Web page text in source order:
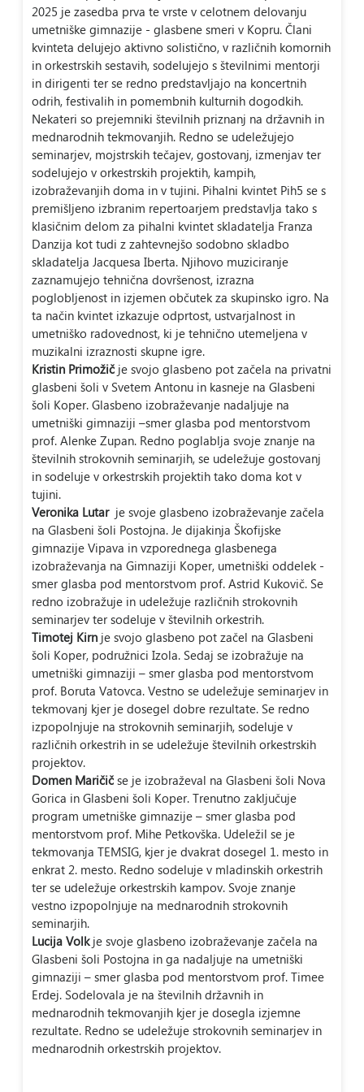
2025 je zasedba prva te vrste v celotnem delovanju
umetniške gimnazije - glasbene smeri v Kopru. Člani
kvinteta delujejo aktivno solistično, v različnih komornih
in orkestrskih sestavih, sodelujejo s številnimi mentorji
in dirigenti ter se redno predstavljajo na koncertnih
odrih, festivalih in pomembnih kulturnih dogodkih.
Nekateri so prejemniki številnih priznanj na državnih in
mednarodnih tekmovanjih. Redno se udeležujejo
seminarjev, mojstrskih tečajev, gostovanj, izmenjav ter
sodelujejo v orkestrskih projektih, kampih,
izobraževanjih doma in v tujini. Pihalni kvintet Pih5 se s
premišljeno izbranim repertoarjem predstavlja tako s
klasičnim delom za pihalni kvintet skladatelja Franza
Danzija kot tudi z zahtevnejšo sodobno skladbo
skladatelja Jacquesa Iberta. Njihovo muziciranje
zaznamujejo tehnična dovršenost, izrazna
poglobljenost in izjemen občutek za skupinsko igro. Na
ta način kvintet izkazuje odprtost, ustvarjalnost in
umetniško radovednost, ki je tehnično utemeljena v
muzikalni izraznosti skupne igre.
Kristin Primožič je svojo glasbeno pot začela na privatni
glasbeni šoli v Svetem Antonu in kasneje na Glasbeni
šoli Koper. Glasbeno izobraževanje nadaljuje na
umetniški gimnaziji –smer glasba pod mentorstvom
prof. Alenke Zupan. Redno poglablja svoje znanje na
številnih strokovnih seminarjih, se udeležuje gostovanj
in sodeluje v orkestrskih projektih tako doma kot v
tujini.
Veronika Lutarje svoje glasbeno izobraževanje začela
na Glasbeni šoli Postojna. Je dijakinja Škofijske
gimnazije Vipava in vzporednega glasbenega
izobraževanja na Gimnaziji Koper, umetniški oddelek -
smer glasba pod mentorstvom prof. Astrid Kukovič. Se
redno izobražuje in udeležuje različnih strokovnih
seminarjev ter sodeluje v številnih orkestrih.
Timotej Kirn je svojo glasbeno pot začel na Glasbeni
šoli Koper, podružnici Izola. Sedaj se izobražuje na
umetniški gimnaziji – smer glasba pod mentorstvom
prof. Boruta Vatovca. Vestno se udeležuje seminarjev in
tekmovanj kjer je dosegel dobre rezultate. Se redno
izpopolnjuje na strokovnih seminarjih, sodeluje v
različnih orkestrih in se udeležuje številnih orkestrskih
projektov.
Domen Maričič se je izobraževal na Glasbeni šoli Nova
Gorica in Glasbeni šoli Koper. Trenutno zaključuje
program umetniške gimnazije – smer glasba pod
mentorstvom prof. Mihe Petkovška. Udeležil se je
tekmovanja TEMSIG, kjer je dvakrat dosegel 1. mesto in
enkrat 2. mesto. Redno sodeluje v mladinskih orkestrih
ter se udeležuje orkestrskih kampov. Svoje znanje
vestno izpopolnjuje na mednarodnih strokovnih
seminarjih.
Lucija Volkje svoje glasbeno izobraževanje začela na
Glasbeni šoli Postojna in ga nadaljuje na umetniški
gimnaziji – smer glasba pod mentorstvom prof. Timee
Erdej. Sodelovala je na številnih državnih in
mednarodnih tekmovanjih kjer je dosegla izjemne
rezultate. Redno se udeležuje strokovnih seminarjev in
mednarodnih orkestrskih projektov.